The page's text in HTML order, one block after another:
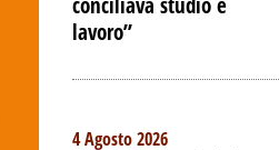
lavoro”
4 Agosto 2026